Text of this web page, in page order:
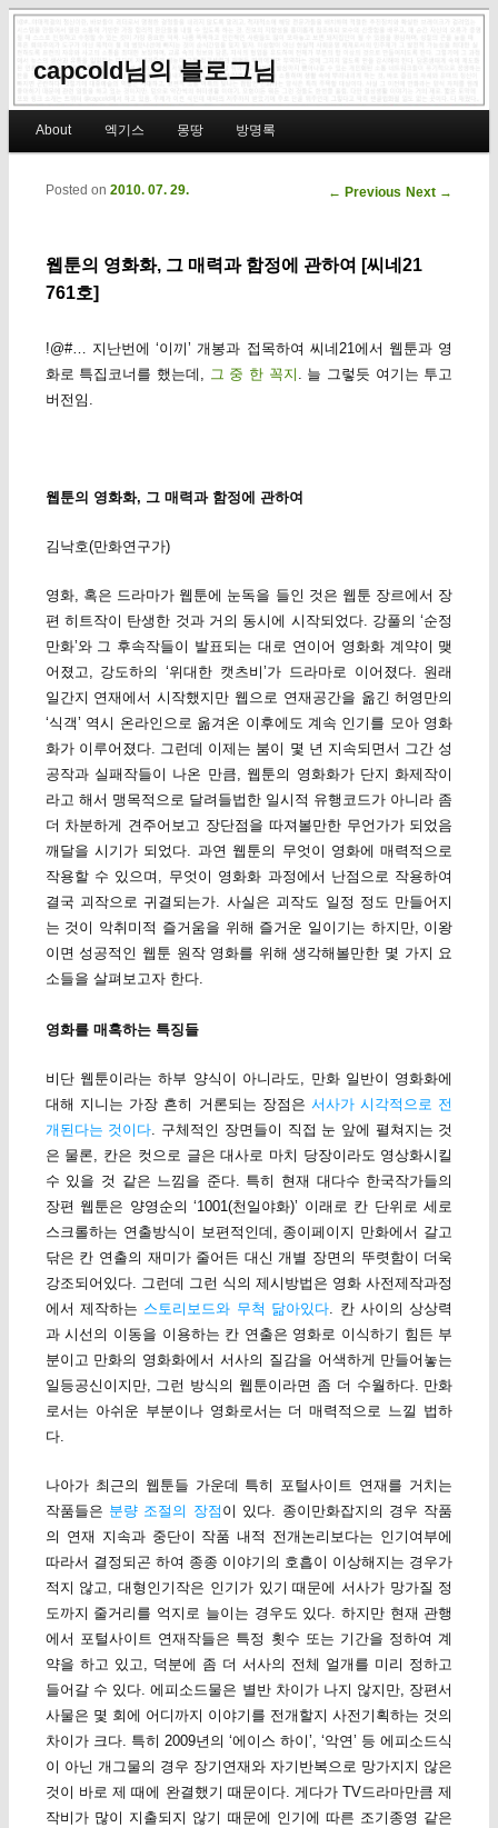
capcold님의 블로그님
Skip to primary content
Skip to secondary content
About 엑기스 몽땅 방명록
Post navigation
← Previous Next →
웹툰의 영화화, 그 매력과 함정에 관하여 [씨네21
761호]
Posted on 2010. 07. 29.
!@#… 지난번에 ‘이끼’ 개봉과 접목하여 씨네21에서 웹툰과 영
화로 특집코너를 했는데,
그 중 한 꼭지
. 늘 그렇듯 여기는 투고
버전임.
웹툰의 영화화, 그 매력과 함정에 관하여
김낙호(만화연구가)
영화, 혹은 드라마가 웹툰에 눈독을 들인 것은 웹툰 장르에서 장
편 히트작이 탄생한 것과 거의 동시에 시작되었다. 강풀의 ‘순정
만화’와 그 후속작들이 발표되는 대로 연이어 영화화 계약이 맺
어졌고, 강도하의 ‘위대한 캣츠비’가 드라마로 이어졌다. 원래
일간지 연재에서 시작했지만 웹으로 연재공간을 옮긴 허영만의
‘식객’ 역시 온라인으로 옮겨온 이후에도 계속 인기를 모아 영화
화가 이루어졌다. 그런데 이제는 붐이 몇 년 지속되면서 그간 성
공작과 실패작들이 나온 만큼, 웹툰의 영화화가 단지 화제작이
라고 해서 맹목적으로 달려들법한 일시적 유행코드가 아니라 좀
더 차분하게 견주어보고 장단점을 따져볼만한 무언가가 되었음
깨달을 시기가 되었다. 과연 웹툰의 무엇이 영화에 매력적으로
작용할 수 있으며, 무엇이 영화화 과정에서 난점으로 작용하여
결국 괴작으로 귀결되는가. 사실은 괴작도 일정 정도 만들어지
는 것이 악취미적 즐거움을 위해 즐거운 일이기는 하지만, 이왕
이면 성공적인 웹툰 원작 영화를 위해 생각해볼만한 몇 가지 요
소들을 살펴보고자 한다.
영화를 매혹하는 특징들
비단 웹툰이라는 하부 양식이 아니라도, 만화 일반이 영화화에
대해 지니는 가장 흔히 거론되는 장점은 서사가 시각적으로 전
개된다는 것이다. 구체적인 장면들이 직접 눈 앞에 펼쳐지는 것
은 물론, 칸은 컷으로 글은 대사로 마치 당장이라도 영상화시킬
수 있을 것 같은 느낌을 준다. 특히 현재 대다수 한국작가들의
장편 웹툰은 양영순의 ‘1001(천일야화)’ 이래로 칸 단위로 세로
스크롤하는 연출방식이 보편적인데, 종이페이지 만화에서 갈고
닦은 칸 연출의 재미가 줄어든 대신 개별 장면의 뚜렷함이 더욱
강조되어있다. 그런데 그런 식의 제시방법은 영화 사전제작과정
에서 제작하는 스토리보드와 무척 닮아있다. 칸 사이의 상상력
과 시선의 이동을 이용하는 칸 연출은 영화로 이식하기 힘든 부
분이고 만화의 영화화에서 서사의 질감을 어색하게 만들어놓는
일등공신이지만, 그런 방식의 웹툰이라면 좀 더 수월하다. 만화
로서는 아쉬운 부분이나 영화로서는 더 매력적으로 느낄 법하
다.
나아가 최근의 웹툰들 가운데 특히 포털사이트 연재를 거치는
작품들은 분량 조절의 장점 이 있다. 종이만화잡지의 경우 작품
의 연재 지속과 중단이 작품 내적 전개논리보다는 인기여부에
따라서 결정되곤 하여 종종 이야기의 호흡이 이상해지는 경우가
적지 않고, 대형인기작은 인기가 있기 때문에 서사가 망가질 정
도까지 줄거리를 억지로 늘이는 경우도 있다. 하지만 현재 관행
에서 포털사이트 연재작들은 특정 횟수 또는 기간을 정하여 계
약을 하고 있고, 덕분에 좀 더 서사의 전체 얼개를 미리 정하고
들어갈 수 있다. 에피소드물은 별반 차이가 나지 않지만, 장편서
사물은 몇 회에 어디까지 이야기를 전개할지 사전기획하는 것의
차이가 크다. 특히 2009년의 ‘에이스 하이’, ‘악연’ 등 에피소드식
이 아닌 개그물의 경우 장기연재와 자기반복으로 망가지지 않은
것이 바로 제 때에 완결했기 때문이다. 게다가 TV드라마만큼 제
작비가 많이 지출되지 않기 때문에 인기에 따른 조기종영 같은